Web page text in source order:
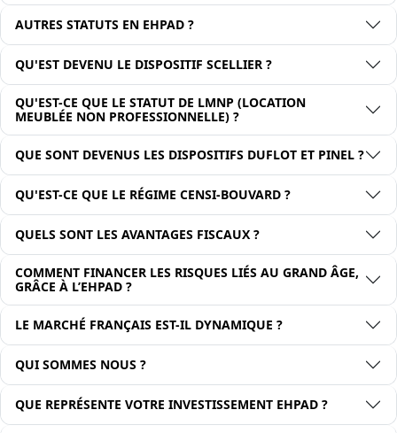
AUTRES STATUTS EN EHPAD ?
QU'EST DEVENU LE DISPOSITIF SCELLIER ?
QU'EST-CE QUE LE STATUT DE LMNP (LOCATION
MEUBLÉE NON PROFESSIONNELLE) ?
QUE SONT DEVENUS LES DISPOSITIFS DUFLOT ET PINEL ?
QU'EST-CE QUE LE RÉGIME CENSI-BOUVARD ?
QUELS SONT LES AVANTAGES FISCAUX ?
COMMENT FINANCER LES RISQUES LIÉS AU GRAND ÂGE,
GRÂCE À L’EHPAD ?
LE MARCHÉ FRANÇAIS EST-IL DYNAMIQUE ?
QUI SOMMES NOUS ?
QUE REPRÉSENTE VOTRE INVESTISSEMENT EHPAD ?